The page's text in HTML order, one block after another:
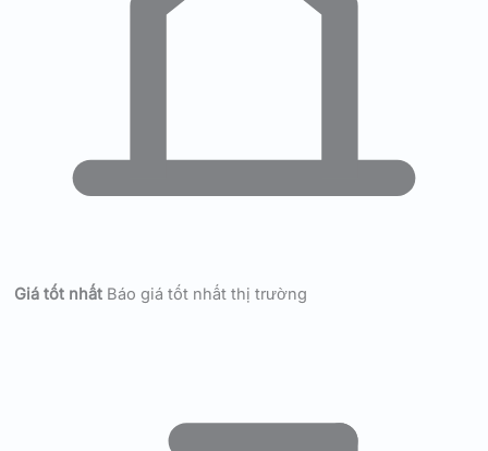
Giá tốt nhất Báo giá tốt nhất thị trường